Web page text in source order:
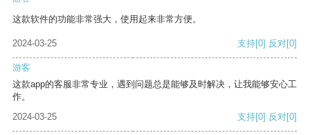
这款软件的功能非常强大，使用起来非常方便。
2024-03-25 支持[0] 反对[0]
游客
这款app的客服非常专业，遇到问题总是能够及时解决，让我能够安心工
作。
2024-03-25
支持[0] 反对[0]